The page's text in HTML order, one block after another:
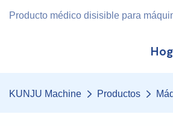
Producto médico disisible para
KUNJU Machine Productos